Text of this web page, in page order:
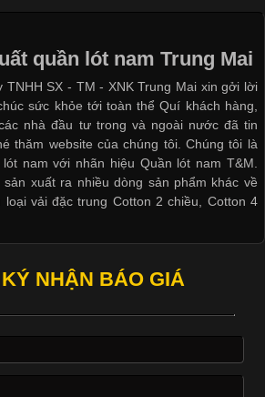
Biến Hiện Nay Và Xu Hướng Trong
là một trong những trang phục quen
phổ biến nhất hiện nay. Không chỉ đa
liệu, áo thun còn có nhiều form dáng
với từng phong cách thời trang và nhu
Trang Phục Phổ Biến Nhất Hiện Nay
quần lót nam Trung Mai
TNHH SX - TM - XNK Trung Mai xin gởi lời
sức khỏe tới toàn thể Quí khách hàng,
nhà đầu tư trong và ngoài nước đã tin
thăm website của chúng tôi. Chúng tôi là
nam với nhãn hiệu Quần lót nam T&M.
xuất ra nhiều dòng sản phẩm khác về
vải đặc trung Cotton 2 chiều, Cotton 4
NHẬN BÁO GIÁ